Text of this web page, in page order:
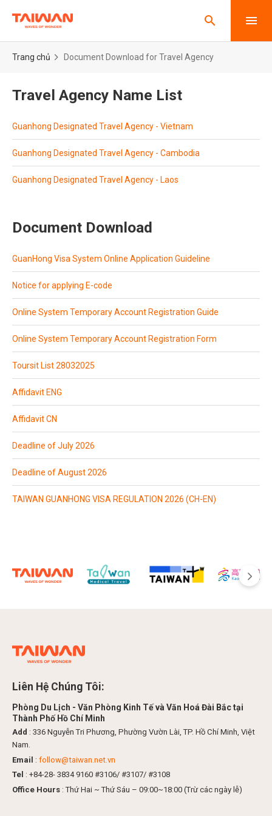
search
Trang chủ Document Download for Travel Agency
Travel Agency Name List
Guanhong Designated Travel Agency - Vietnam
Guanhong Designated Travel Agency - Cambodia
Guanhong Designated Travel Agency - Laos
Document Download
GuanHong Visa System Online Application Guideline
Notice for applying E-code
Online System Temporary Account Registration Guide
Online System Temporary Account Registration Form
Toursit List 28032025
Affidavit ENG
Affidavit CN
Deadline of July 2026
Deadline of August 2026
TAIWAN GUANHONG VISA REGULATION 2026 (CH-EN)
Liên Hệ Chúng Tôi:
Phòng Du Lịch - Văn Phòng Kinh Tế và Văn Hoá Đài Bắc tại
Thành Phố Hồ Chí Minh
Add : 336 Nguyễn Tri Phương, Phường Vườn Lài, TP. Hồ Chí Minh, Việt
Nam.
Email : follow@taiwan.net.vn
Tel : +84-28- 3834 9160 #3106/ #3107/ #3108
Office Hours : Thứ Hai ~ Thứ Sáu – 09:00~18:00 (Trừ các ngày lễ)